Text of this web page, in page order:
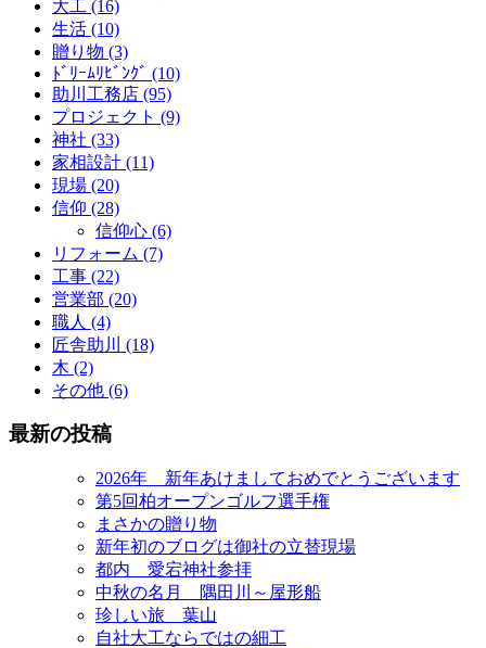
大工 (16)
生活 (10)
贈り物 (3)
ﾄﾞﾘｰﾑﾘﾋﾞﾝｸﾞ (10)
助川工務店 (95)
プロジェクト (9)
神社 (33)
家相設計 (11)
現場 (20)
信仰 (28)
信仰心 (6)
リフォーム (7)
工事 (22)
営業部 (20)
職人 (4)
匠舎助川 (18)
木 (2)
その他 (6)
最新の投稿
2026年 新年あけましておめでとうございます
第5回柏オープンゴルフ選手権
まさかの贈り物
新年初のブログは御社の立替現場
都内 愛宕神社参拝
中秋の名月 隅田川～屋形船
珍しい旅 葉山
自社大工ならではの細工